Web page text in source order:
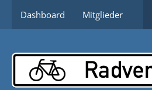
Dashboard Mitglieder